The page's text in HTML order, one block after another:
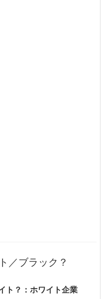
／ブラック？
ト？：ホワイト企業